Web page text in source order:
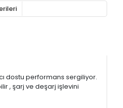
dostu performans sergiliyor.
, şarj ve deşarj işlevini